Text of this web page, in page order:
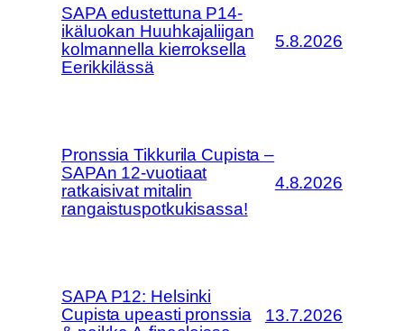
SAPA edustettuna P14-
ikäluokan Huuhkajaliigan
kolmannella kierroksella
Eerikkilässä
5.8.2026
Pronssia Tikkurila Cupista –
SAPAn 12-vuotiaat
ratkaisivat mitalin
rangaistuspotkukisassa!
4.8.2026
SAPA P12: Helsinki
Cupista upeasti pronssia
13.7.2026